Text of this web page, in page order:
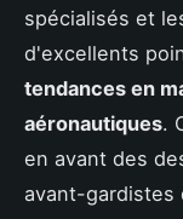
spécialisés et
d'excellents
tendances en
aéronautiques.
en avant des
avant-gardistes